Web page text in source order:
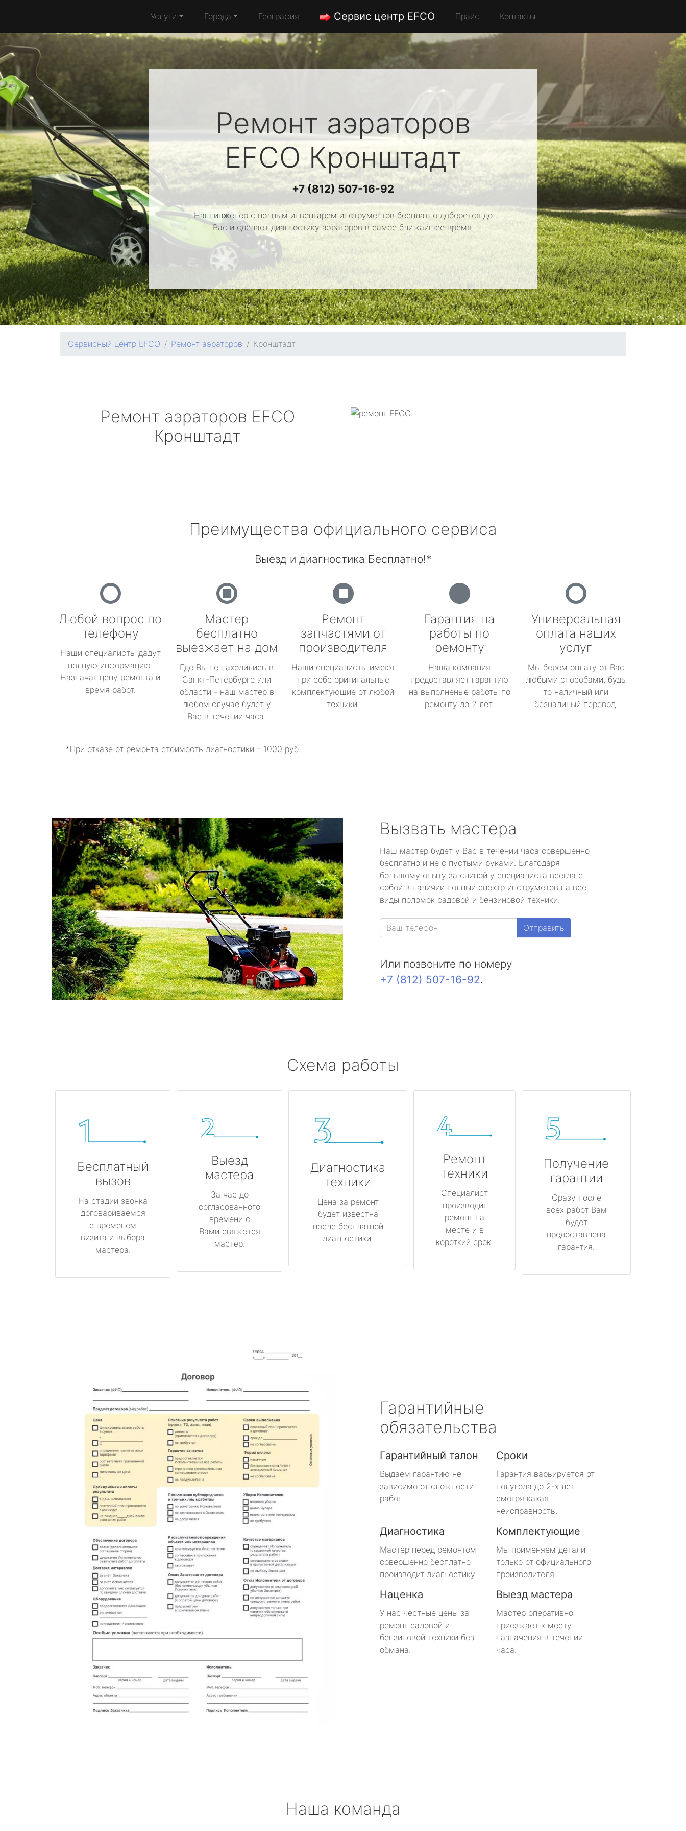
Услуги Города География Сервис центр EFCO Прайс Контакты
Ремонт аэраторов
EFCOКронштадт
+7 (812) 507-16-92
Наш инженер с полным инвентарем инструментов бесплатно доберется до
Вас и сделает диагностику аэраторов в самое ближайшее время.
Сервисный центр EFCO Ремонт аэраторов Кронштадт
Ремонт аэраторов EFCO
Кронштадт
Преимущества официального сервиса
Выезд и диагностика Бесплатно!*
Любой вопрос по
телефону
Наши специалисты дадут
полную информацию.
Назначат цену ремонта и
время работ.
Мастер
бесплатно
выезжает на дом
Где Вы не находились в
Санкт-Петербурге или
области - наш мастер в
любом случае будет у
Вас в течении часа.
Ремонт
запчастями от
производителя
Наши специалисты имеют
при себе оригинальные
комплектующие от любой
техники.
Гарантия на
работы по
ремонту
Наша компания
предоставляет гарантию
на выполненые работы по
ремонту до 2 лет.
Универсальная
оплата наших
услуг
Мы берем оплату от Вас
любыми способами, будь
то наличный или
безналиный перевод.
*При отказе от ремонта стоимость диагностики – 1000 руб.
Вызвать мастера
Наш мастер будет у Вас в течении часа совершенно
бесплатно и не с пустыми руками. Благодаря
большому опыту за спиной у специалиста всегда с
собой в наличии полный спектр инструметов на все
виды поломок садовой и бензиновой техники.
Отправить
Или позвоните по номеру
+7 (812) 507-16-92.
Схема работы
Бесплатный
вызов
На стадии звонка
договариваемся
с временем
визита и выбора
мастера.
Выезд
мастера
За час до
согласованного
времени с
Вами свяжется
мастер.
Диагностика
техники
Цена за ремонт
будет известна
после бесплатной
диагностики.
Ремонт
техники
Специалист
производит
ремонт на
месте и в
короткий срок.
Получение
гарантии
Сразу после
всех работ Вам
будет
предоставлена
гарантия.
Гарантийные
обязательства
Гарантийный талон
Выдаем гарантию не
зависимо от сложности
работ.
Сроки
Гарантия варьируется от
полугода до 2-х лет
смотря какая
неисправность.
Диагностика
Мастер перед ремонтом
совершенно бесплатно
производит диагностику.
Комплектующие
Мы применяем детали
только от официального
производителя.
Наценка
У нас честные цены за
ремонт садовой и
бензиновой техники без
обмана.
Выезд мастера
Мастер оперативно
приезжает к месту
назначения в течении
часа.
Наша команда